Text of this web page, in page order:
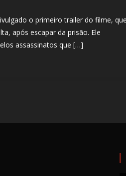
o primeiro trailer do filme,
após escapar da prisão. Ele
assassinatos que […]